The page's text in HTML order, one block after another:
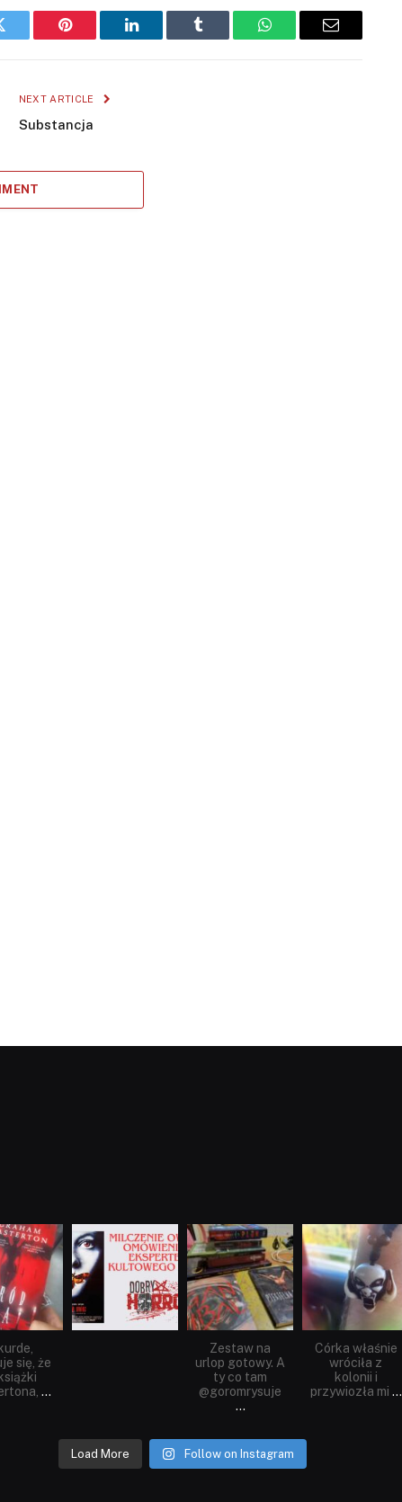
Pinterest LinkedIn Tumblr WhatsAppEmail
NEXT ARTICLE
Substancja
Sie 23
się, że
...
dobryhorror
Sie 19
dobryhorror
Lip 31
Zestaw na
urlop gotowy. A
ty co tam
@goromrysuje
...
dobryhorror
Lip 14
Córka właśnie
wróciła z
kolonii i
przywiozła mi ...
Load More Follow on Instagram